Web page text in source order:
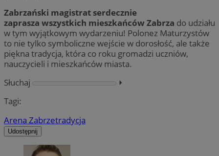
Zabrzański magistrat serdecznie
zaprasza wszystkich mieszkańców Zabrza do udziału
w tym wyjątkowym wydarzeniu! Polonez Maturzystów
to nie tylko symboliczne wejście w dorosłość, ale także
piękna tradycja, która co roku gromadzi uczniów,
nauczycieli i mieszkańców miasta.
Słuchaj
⏵︎
Tagi:
Arena Zabrzetradycja
Udostępnij